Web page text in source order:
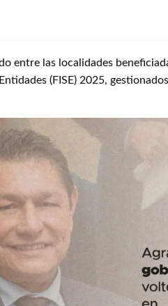
entre las localidades
(FISE) 2025,